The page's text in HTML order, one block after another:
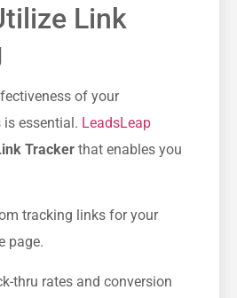
Link
of your
‌essential. LeadsLeap
Tracker that enables you
tracking links for your
page.
thru rates and conversion